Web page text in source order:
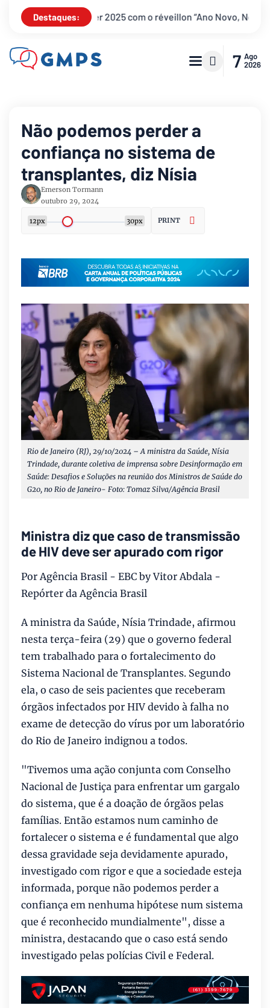
Destaques:
com o réveillon “Ano Novo, Novos Sonhos” Brasília
7 Ago
2026
Não podemos perder a
confiança no sistema de
transplantes, diz Nísia
Emerson Tormann
outubro 29, 2024
12px 30px PRINT
Rio de Janeiro (RJ), 29/10/2024 – A ministra da Saúde, Nísia
Trindade, durante coletiva de imprensa sobre Desinformação em
Saúde: Desafios e Soluções na reunião dos Ministros de Saúde do
G20, no Rio de Janeiro- Foto: Tomaz Silva/Agência Brasil
Ministra diz que caso de transmissão
de HIV deve ser apurado com rigor
Por Agência Brasil - EBC by Vitor Abdala -
Repórter da Agência Brasil
A ministra da Saúde, Nísia Trindade, afirmou
nesta terça-feira (29) que o governo federal
tem trabalhado para o fortalecimento do
Sistema Nacional de Transplantes. Segundo
ela, o caso de seis pacientes que receberam
órgãos infectados por HIV devido à falha no
exame de detecção do vírus por um laboratório
do Rio de Janeiro indignou a todos.
"Tivemos uma ação conjunta com Conselho
Nacional de Justiça para enfrentar um gargalo
do sistema, que é a doação de órgãos pelas
famílias. Então estamos num caminho de
fortalecer o sistema e é fundamental que algo
dessa gravidade seja devidamente apurado,
investigado com rigor e que a sociedade esteja
informada, porque não podemos perder a
confiança em nenhuma hipótese num sistema
que é reconhecido mundialmente", disse a
ministra, destacando que o caso está sendo
investigado pelas polícias Civil e Federal.